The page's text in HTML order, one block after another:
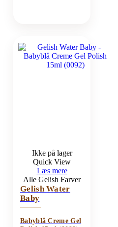
Ikke på lager
Quick View
Læs mere
Alle Gelish Farver
Gelish Water
Baby
Babyblå Creme Gel